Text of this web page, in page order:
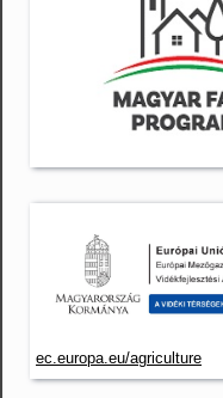
ec.europa.eu/agriculture